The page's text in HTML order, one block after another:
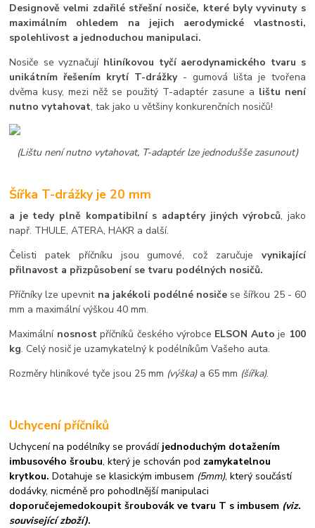
Designově velmi zdařilé střešní nosiče, které byly vyvinuty s
maximálním ohledem na jejich aerodymické vlastnosti,
spolehlivost a jednoduchou manipulaci.
Nosiče se vyznačují hliníkovou tyčí aerodynamického tvaru s
unikátním řešením krytí T-drážky- gumová lišta je tvořena
dvěma kusy, mezi něž se použitý T-adaptér zasune a lištu není
nutno vytahovat, tak jako u většiny konkurenčních nosičů!
(Lištu není nutno vytahovat, T-adaptér lze jednodušše zasunout)
Šířka T-drážky je 20 mm
a je tedy plně kompatibilní s adaptéry jiných výrobců, jako
např. THULE, ATERA, HAKR a další.
Čelisti patek příčníku jsou gumové, což zaručuje vynikající
přilnavost a přizpůsobení se tvaru podélných nosičů.
Příčníky lze upevnit na jakékoli podélné nosiče se šířkou 25 - 60
mm a maximální výškou 40 mm.
Maximální nosnostpříčníků českého výrobce ELSON Autoje 100
kg. Celý nosič je uzamykatelný k podélníkům Vašeho auta.
Rozměry hliníkové tyče jsou 25 mm (výška)a 65 mm (šířka).
Uchycení příčníků
Uchycení na podélníky se provádí jednoduchým dotažením
imbusového šroubu, který je schován pod zamykatelnou
krytkou.Dotahuje se klasickým imbusem (5mm), který součástí
dodávky, nicméně pro pohodlnější manipulaci
doporučejemedokoupit šroubovák ve tvaru T s imbusem (viz.
související zboží).